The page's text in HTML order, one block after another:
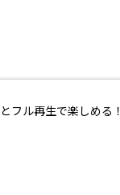
フル再生で楽しめる！